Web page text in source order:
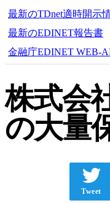
最新のTDnet適時開示
最新のEDINET報告書
金融庁EDINET WEB-
株式会
の大量
Tweet